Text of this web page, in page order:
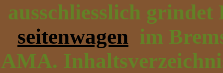
ausschliesslich grindet
seitenwagen im
AMA.